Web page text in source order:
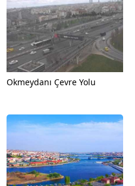
Okmeydanı Çevre Yolu